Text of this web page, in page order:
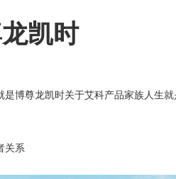
凯时
是博尊龙凯时关于艾科产品家族人生
关系